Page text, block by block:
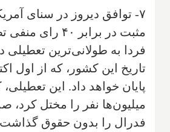
مثبت در برابر ۴۰
فردا به طولانی‌ترین تعطیلی
تاریخ این کشور، که از اول
پایان خواهد داد. این
میلیون‌ها نفر را مختل کرد،
فدرال را بدون حقوق